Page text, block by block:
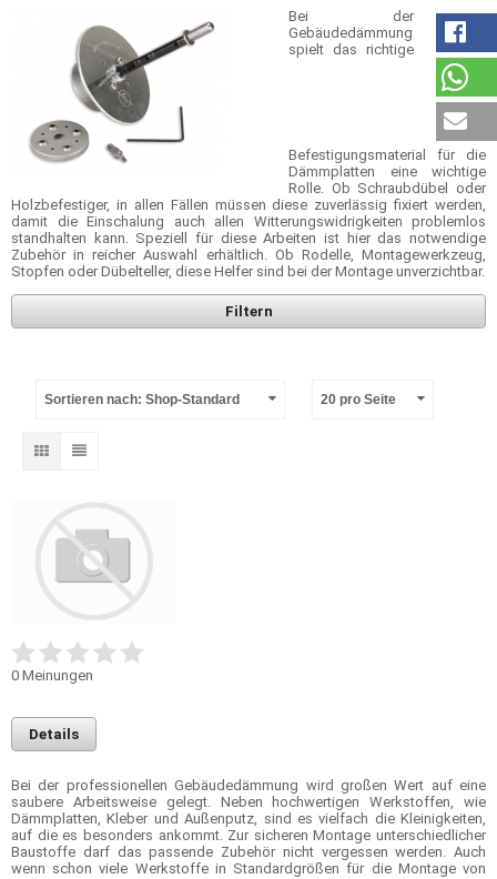
Bei der
Gebäudedämmung
spielt das richtige
Befestigungsmaterial für die
Dämmplatten eine wichtige
Rolle. Ob Schraubdübel oder
Holzbefestiger, in allen Fällen müssen diese zuverlässig fixiert werden,
damit die Einschalung auch allen Witterungswidrigkeiten problemlos
standhalten kann. Speziell für diese Arbeiten ist hier das notwendige
Zubehör in reicher Auswahl erhältlich. Ob Rodelle, Montagewerkzeug,
Stopfen oder Dübelteller, diese Helfer sind bei der Montage unverzichtbar.
Filtern
Sortieren nach: Shop-Standard 20 pro Seite
0 Meinungen
Details
Bei der professionellen Gebäudedämmung wird großen Wert auf eine
saubere Arbeitsweise gelegt. Neben hochwertigen Werkstoffen, wie
Dämmplatten, Kleber und Außenputz, sind es vielfach die Kleinigkeiten,
auf die es besonders ankommt. Zur sicheren Montage unterschiedlicher
Baustoffe darf das passende Zubehör nicht vergessen werden. Auch
wenn schon viele Werkstoffe in Standardgrößen für die Montage von